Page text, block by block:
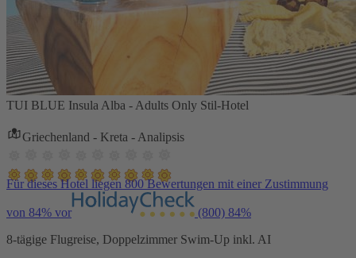
TUI BLUE Insula Alba - Adults Only Stil-Hotel
Griechenland - Kreta - Analipsis
Für dieses Hotel liegen 800 Bewertungen mit einer Zustimmung
von 84% vor (800) 84%
8-tägige Flugreise, Doppelzimmer Swim-Up inkl. AI